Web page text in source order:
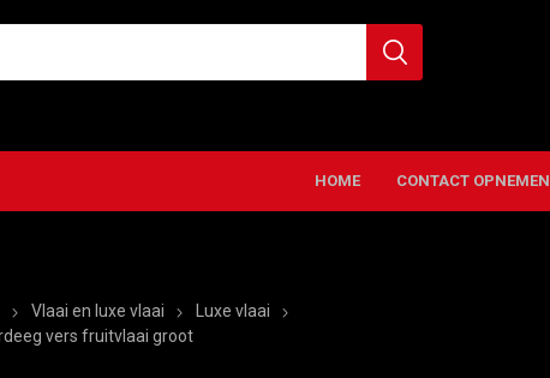
HOME CONTACT OPNEMEN
Vlaai en luxe vlaai
Luxe vlaai
vers fruitvlaai groot